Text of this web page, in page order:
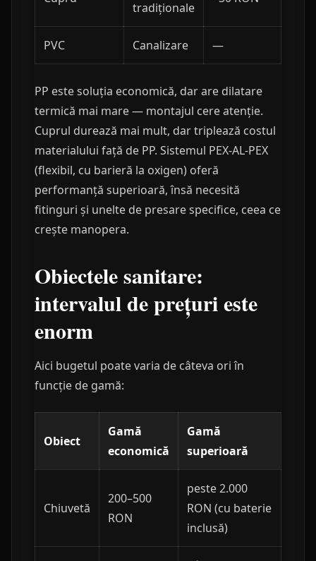
tradiționale
PVC Canalizare —
PP este soluția economică, dar are dilatare
termică mai mare — montajul cere atenție.
Cuprul durează mai mult, dar triplează costul
materialului față de PP. Sistemul PEX-AL-PEX
(flexibil, cu barieră la oxigen) oferă
performanță superioară, însă necesită
fitinguri și unelte de presare specifice, ceea ce
crește manopera.
Obiectele sanitare:
intervalul de prețuri este
enorm
Aici bugetul poate varia de câteva ori în
funcție de gamă:
Obiect
Gamă
economică
Gamă
superioară
Chiuvetă
200–500
RON
peste 2.000
RON (cu baterie
inclusă)